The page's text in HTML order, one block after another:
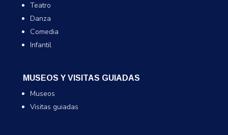
Teatro
Danza
Comedia
Infantil
MUSEOS Y VISITAS GUIADAS
Museos
Visitas guiadas